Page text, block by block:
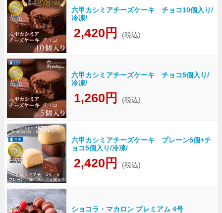
六甲カシミアチーズケーキ チョコ10個入り/
冷凍/
2,420円 (税込)
六甲カシミアチーズケーキ チョコ5個入り/
冷凍/
1,260円 (税込)
六甲カシミアチーズケーキ プレーン5個+チ
ョコ5個入り/冷凍/
2,420円 (税込)
ショコラ・マカロン プレミアム 4号